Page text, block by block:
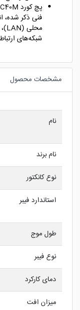
فنی ذکر شده،
شبکه‌های
مشخصات محصول
نام
نام برند
نوع کانکتور
استاندارد فیبر
طول موج
نوع فیبر
دمای کارکرد
میزان افت